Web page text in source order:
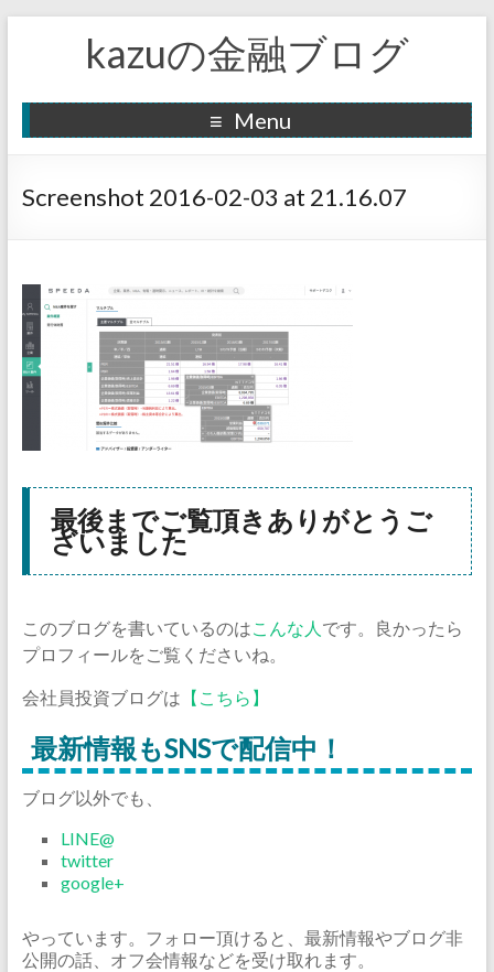
kazuの金融ブログ
Menu
Screenshot 2016-02-03 at 21.16.07
最後までご覧頂きありがとうご
ざいました
このブログを書いているのはこんな人 です。良かったら
プロフィールをご覧くださいね。
会社員投資ブログは 【こちら】
最新情報もSNSで配信中！
ブログ以外でも、
LINE@
twitter
google+
やっています。フォロー頂けると、最新情報やブログ非
公開の話、オフ会情報などを受け取れます。